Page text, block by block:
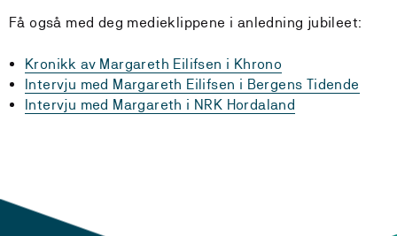
Få også med deg medieklippene i anledning jubileet:
Kronikk av Margareth Eilifsen i Khrono
Intervju med Margareth Eilifsen i Bergens Tidende
Intervju med Margareth i NRK Hordaland